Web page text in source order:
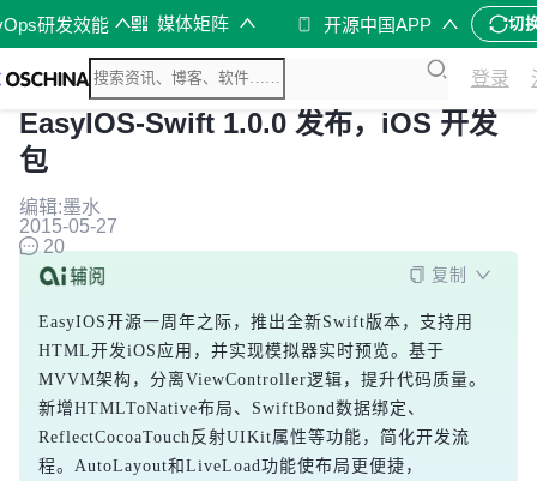
研发效能 媒体矩阵 开源中国APP 切
登录
EasyIOS-Swift 1.0.0 发布，iOS 开发
包
编辑:墨水
2015-05-27
20
复制
EasyIOS开源一周年之际，推出全新Swift版本，支持用
HTML开发iOS应用，并实现模拟器实时预览。基于
MVVM架构，分离ViewController逻辑，提升代码质量。
新增HTMLToNative布局、SwiftBond数据绑定、
ReflectCocoaTouch反射UIKit属性等功能，简化开发流
程。AutoLayout和LiveLoad功能使布局更便捷，